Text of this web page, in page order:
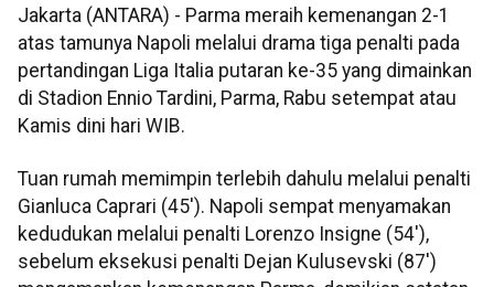
Jakarta (ANTARA) - Parma meraih kemenangan 2-1
atas tamunya Napoli melalui drama tiga penalti pada
pertandingan Liga Italia putaran ke-35 yang dimainkan
di Stadion Ennio Tardini, Parma, Rabu setempat atau
Kamis dini hari WIB.
Tuan rumah memimpin terlebih dahulu melalui penalti
Gianluca Caprari (45'). Napoli sempat menyamakan
kedudukan melalui penalti Lorenzo Insigne (54'),
sebelum eksekusi penalti Dejan Kulusevski (87')